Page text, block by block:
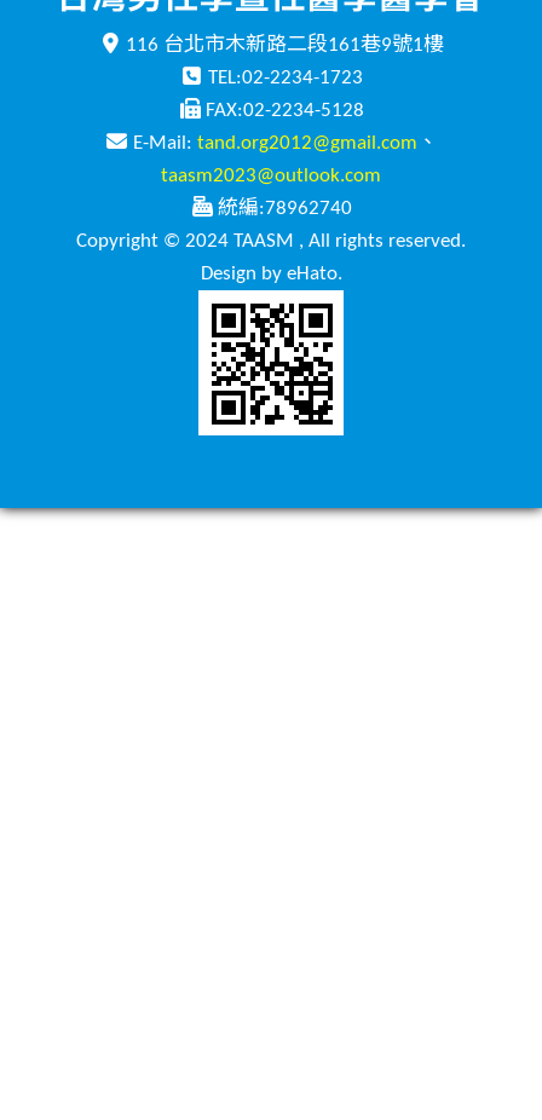
116 台北市木新路二段161巷9號1樓
TEL:02-2234-1723
FAX:02-2234-5128
E-Mail: tand.org2012@gmail.com 、
taasm2023@outlook.com
統編:78962740
Copyright © 2024 TAASM , All rights reserved.
Design by eHato.